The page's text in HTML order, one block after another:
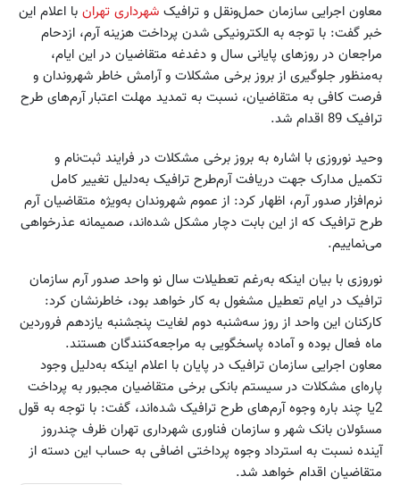
معاون اجرایی سازمان حمل‌ونقل و ترافیک شهرداری تهران با اعلام این
خبر گفت: با توجه به الکترونیکی شدن پرداخت هزینه آرم، ازدحام
مراجعان در روزهای پایانی سال و دغدغه متقاضیان در این ایام،
به‌منظور جلوگیری از بروز برخی مشکلات و آرامش خاطر شهروندان و
فرصت کافی به متقاضیان، نسبت به تمدید مهلت اعتبار آرم‌های طرح
ترافیک 89 اقدام شد.
وحید نوروزی با اشاره به بروز برخی مشکلات در فرایند ثبت‌نام و
تکمیل مدارک جهت دریافت آرم‌طرح ترافیک به‌دلیل تغییر کامل
نرم‌افزار صدور آرم، اظهار کرد: از عموم شهروندان به‌ویژه متقاضیان آرم
طرح ترافیک که از این بابت دچار مشکل شده‌اند، صمیمانه عذرخواهی
می‌نماییم.
نوروزی با بیان اینکه به‌رغم تعطیلات سال نو واحد صدور آرم سازمان
ترافیک در ایام تعطیل مشغول به کار خواهد بود، خاطرنشان کرد:
کارکنان این واحد از روز سه‌شنبه دوم لغایت پنجشنبه یازدهم فروردین
ماه فعال بوده و آماده پاسخگویی به مراجعه‌کنندگان هستند.
معاون اجرایی سازمان ترافیک در پایان با اعلام اینکه به‌دلیل وجود
پاره‌ای مشکلات در سیستم بانکی برخی متقاضیان مجبور به پرداخت
2یا چند باره وجوه آرم‌های طرح ترافیک شده‌اند، گفت: با توجه به قول
مسئولان بانک شهر و سازمان فناوری شهرداری تهران ظرف چندروز
آینده نسبت به استرداد وجوه پرداختی اضافی به حساب این دسته از
متقاضیان اقدام خواهد شد.